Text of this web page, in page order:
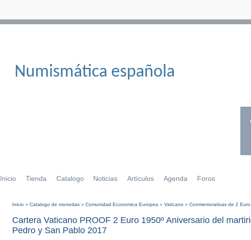
Numismática española
Inicio Tienda Catalogo Noticias Artículos Agenda Foros
Inicio » Catalogo de monedas » Comunidad Economica Europea » Vaticano » Conmemorativas de 2 Euro
Cartera Vaticano PROOF 2 Euro 1950º Aniversario del
Pedro y San Pablo 2017